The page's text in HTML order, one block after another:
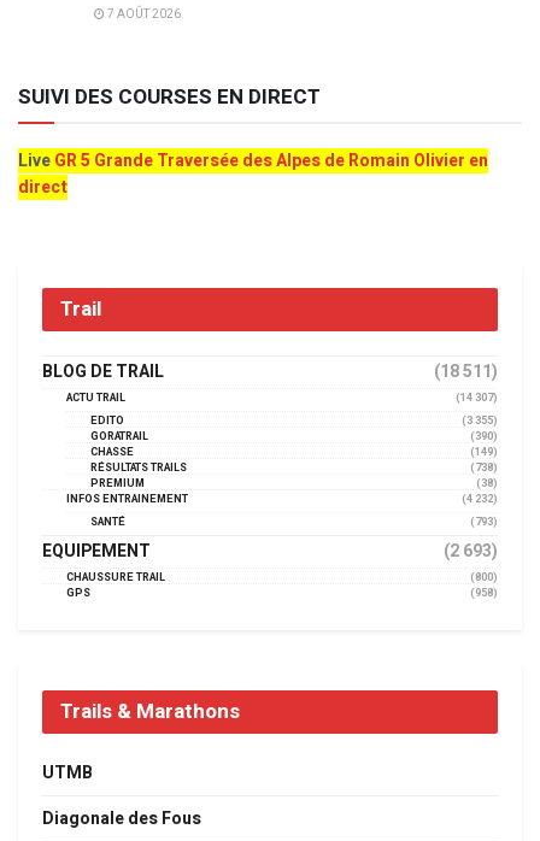
7 AOÛT 2026
SUIVI DES COURSES EN DIRECT
LiveGR 5 Grande Traversée des Alpes de Romain Olivier en
direct
Trail
BLOG DE TRAIL (18 511)
ACTU TRAIL
(14 307)
EDITO
(3 355)
GORATRAIL
(390)
CHASSE
(149)
RÉSULTATS TRAILS
(738)
PREMIUM
(38)
INFOS ENTRAINEMENT
(4 232)
SANTÉ
(793)
EQUIPEMENT (2 693)
CHAUSSURE TRAIL
(800)
GPS
(958)
Trails & Marathons
UTMB
Diagonale des Fous